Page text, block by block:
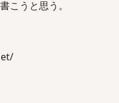
こうと思う。